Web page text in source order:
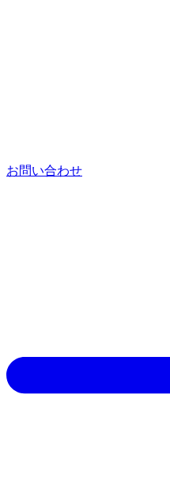
お問い合わせ